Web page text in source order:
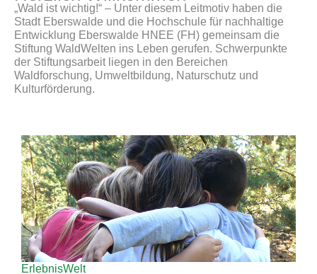
„Wald ist wichtig!“ – Unter diesem Leitmotiv haben die
Stadt Eberswalde und die Hochschule für nachhaltige
Entwicklung Eberswalde HNEE (FH) gemeinsam die
Stiftung WaldWelten ins Leben gerufen. Schwerpunkte
der Stiftungsarbeit liegen in den Bereichen
Waldforschung, Umweltbildung, Naturschutz und
Kulturförderung.
ErlebnisWelt